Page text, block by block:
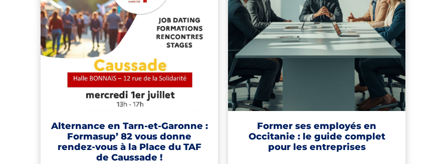
Alternance en Tarn-et-Garonne :
Formasup’ 82 vous donne
rendez-vous à la Place du TAF
de Caussade !
Former ses employés en
Occitanie : le guide complet
pour les entreprises